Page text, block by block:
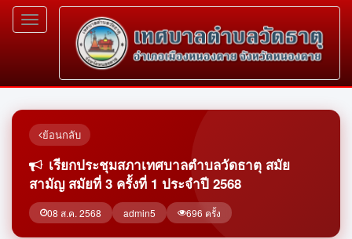
Toggle
navigation
ย้อนกลับ
เรียกประชุมสภาเทศบาลตำบลวัดธาตุ สมัย
สามัญ สมัยที่ 3 ครั้งที่ 1 ประจำปี 2568
08 ส.ค. 2568 admin5 696 ครั้ง